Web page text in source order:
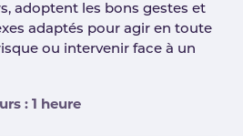
adoptent les bons gestes et
adaptés pour agir en toute
ou intervenir face à un
: 1 heure